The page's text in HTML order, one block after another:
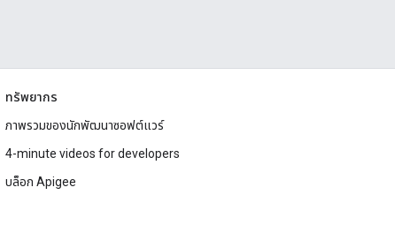
ทรัพยากร
ภาพรวมของนักพัฒนาซอฟต์แวร์
4-minute videos for developers
บล็อก Apigee